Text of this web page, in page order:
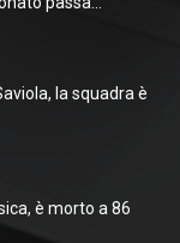
la squadra è
è morto a 86